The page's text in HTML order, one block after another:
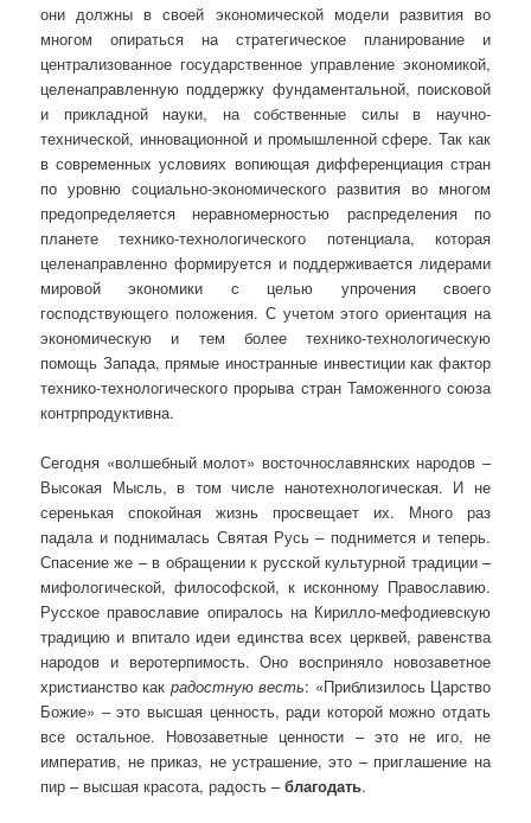
они должны в своей экономической модели развития во
многом опираться на стратегическое планирование и
централизованное государственное управление экономикой,
целенаправленную поддержку фундаментальной, поисковой
и прикладной науки, на собственные силы в научно-
технической, инновационной и промышленной сфере. Так как
в современных условиях вопиющая дифференциация стран
по уровню социально-экономического развития во многом
предопределяется неравномерностью распределения по
планете технико-технологического потенциала, которая
целенаправленно формируется и поддерживается лидерами
мировой экономики с целью упрочения своего
господствующего положения. С учетом этого ориентация на
экономическую и тем более технико-технологическую
помощь Запада, прямые иностранные инвестиции как фактор
технико-технологического прорыва стран Таможенного союза
контрпродуктивна.
Сегодня «волшебный молот» восточнославянских народов –
Высокая Мысль, в том числе нанотехнологическая. И не
серенькая спокойная жизнь просвещает их. Много раз
падала и поднималась Святая Русь – поднимется и теперь.
Спасение же – в обращении к русской культурной традиции –
мифологической, философской, к исконному Православию.
Русское православие опиралось на Кирилло-мефодиевскую
традицию и впитало идеи единства всех церквей, равенства
народов и веротерпимость. Оно восприняло новозаветное
христианство как радостную весть: «Приблизилось Царство
Божие» – это высшая ценность, ради которой можно отдать
все остальное. Новозаветные ценности – это не иго, не
императив, не приказ, не устрашение, это – приглашение на
пир – высшая красота, радость –благодать.